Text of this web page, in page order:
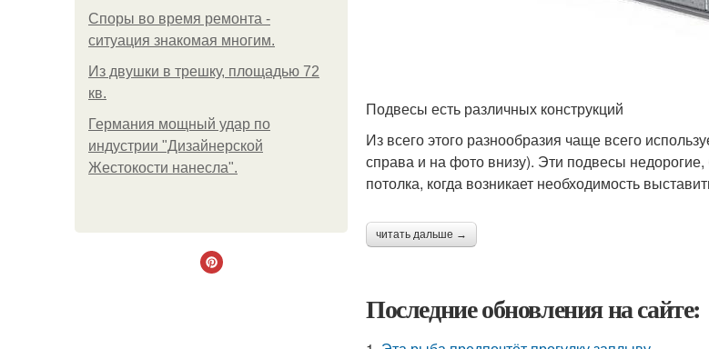
Споры во время ремонта -
ситуация знакомая многим.
Из двушки в трешку, площадью 72
кв.
Германия мощный удар по
индустрии "Дизайнерской
Жестокости нанесла".
Подвесы есть различных конструкций
Из всего этого разнообразия чаще всего
справа и на фото внизу). Эти подвесы
потолка, когда возникает необходимость
читать дальше →
Последние обновления на сайте: